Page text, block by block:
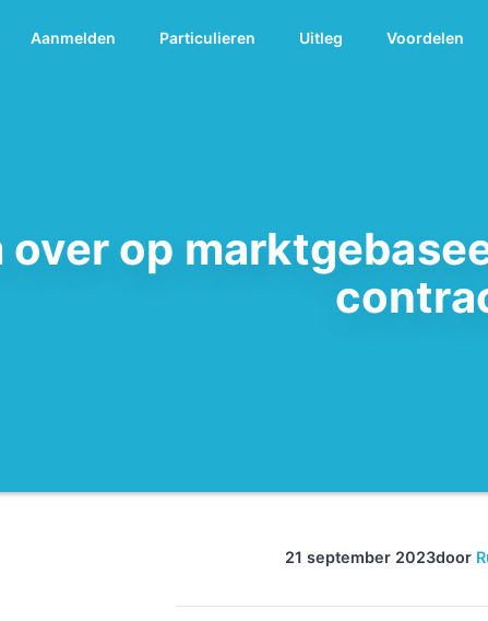
Aanmelden Particulieren Uitleg Voordelen
over op
21 september 2023door